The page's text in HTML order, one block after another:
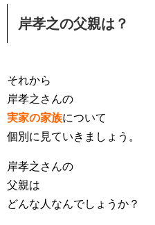
岸孝之の父親は？
それから
岸孝之さんの
実家の家族について
個別に見ていきましょう。
岸孝之さんの
父親は
どんな人なんでしょうか？